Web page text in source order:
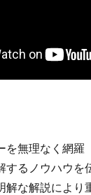
を無理なく網羅
するノウハウを
解な解説により